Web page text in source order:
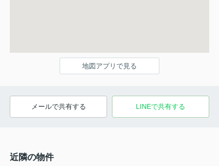
地図アプリで見る
メールで共有する LINEで共有する
近隣の物件